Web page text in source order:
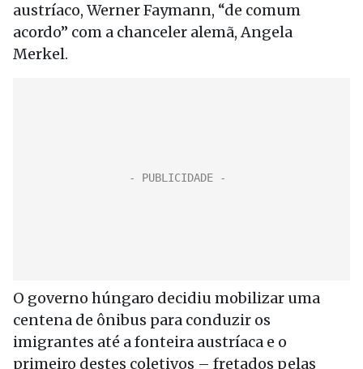
austríaco, Werner Faymann, “de comum
acordo” com a chanceler alemã, Angela
Merkel.
O governo húngaro decidiu mobilizar uma
centena de ônibus para conduzir os
imigrantes até a fonteira austríaca e o
primeiro destes coletivos – fretados pelas